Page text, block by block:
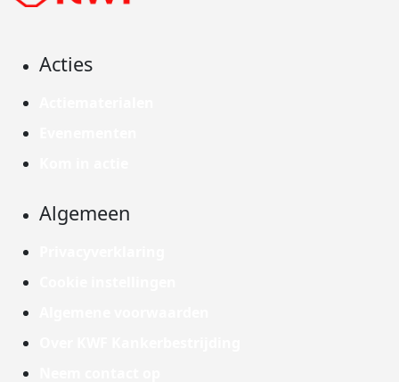
Acties
Algemeen